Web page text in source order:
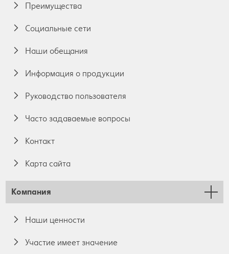
Преимущества
Социальные сети
Наши обещания
Информация о продукции
Руководство пользователя
Часто задаваемые вопросы
Контакт
Карта сайта
Компания
Наши ценности
Участие имеет значение